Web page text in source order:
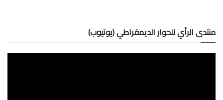
منتدى الرأي للحوار الديمقراطي (يوتيوب)